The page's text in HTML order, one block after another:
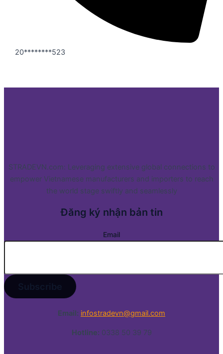
20********523
STRADEVN.com: Leveraging extensive global connections to
empower Vietnamese manufacturers and importers to reach
the world stage swiftly and seamlessly
Đăng ký nhận bản tin
Email
Email: infostradevn@gmail.com
Hotline: 0338 50 39 79